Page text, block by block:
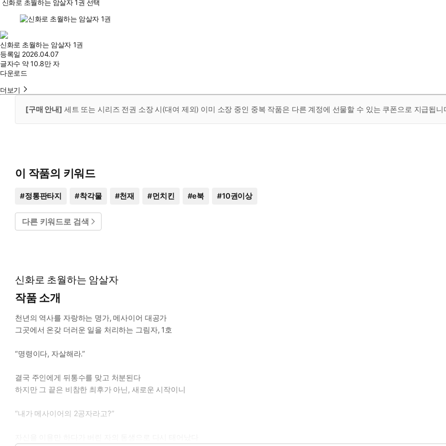
신화로 초월하는 암살자 1권 선택
신화로 초월하는 암살자 1권
등록일 2026.04.07
글자수 약 10.8만 자
다운로드
더보기
[구매 안내] 세트 또는 시리즈 전권 소장 시(대여 제외) 이미 소장 중인 중복 작품은 다른 계정에 선물할 수 있는 쿠폰으로 지급됩니
이 작품의 키워드
#정통판타지 #착각물 #천재 #먼치킨 #e북 #10권이상
다른 키워드로 검색
신화로 초월하는 암살자
작품 소개
천년의 역사를 자랑하는 명가, 메사이어 대공가
그곳에서 온갖 더러운 일을 처리하는 그림자, 1호
“명령이다, 자살해라.”
결국 주인에게 뒤통수를 맞고 처분된다
하지만 그 끝은 비참한 최후가 아닌, 새로운 시작이니
“내가 메사이어의 2공자라고?”